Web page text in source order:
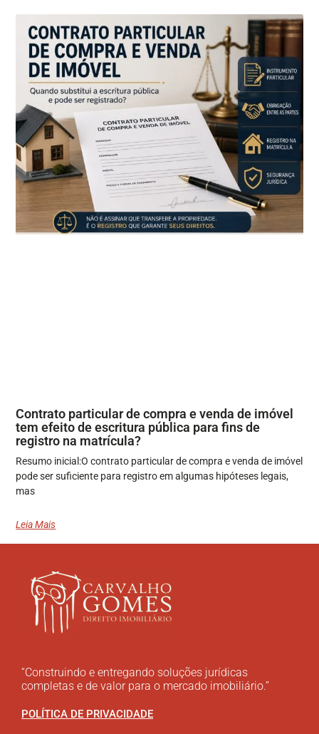
Contrato particular de compra e venda de imóvel
tem efeito de escritura pública para fins de
registro na matrícula?
Resumo inicial:O contrato particular de compra e venda de imóvel
pode ser suficiente para registro em algumas hipóteses legais,
mas
Leia Mais
“Construindo e entregando soluções jurídicas
completas e de valor para o mercado imobiliário.”
POLÍTICA DE PRIVACIDADE